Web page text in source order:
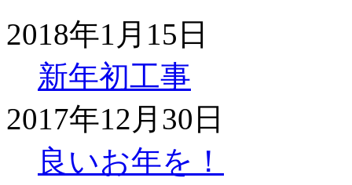
2018年1月15日
新年初工事
2017年12月30日
良いお年を！